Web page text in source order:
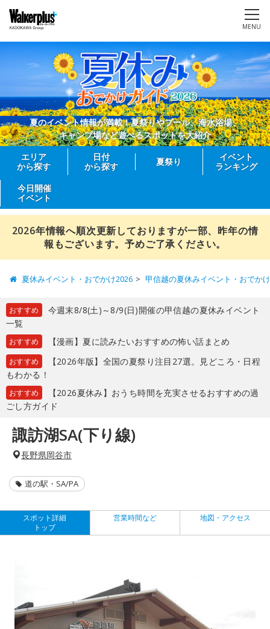
MENU
夏のイベント情報が満載！夏祭りやプール、海水浴場、
キャンプ場など遊べるスポットを大紹介
エリア
から探す
日付
から探す
夏祭り
イベント
ランキング
今日開催
イベント
2026年情報へ順次更新しておりますが一部、昨年の情
報もございます。予めご了承ください。
夏休みイベント・おでかけ2026 甲信越の夏休みイベント・おでか
おすすめ
今週末8/8(土)～8/9(日)開催の甲信越の夏休みイベント
一覧
おすすめ 【漫画】夏に読みたいおすすめの怖い話まとめ
おすすめ
【2026年版】全国の夏祭り注目27選。見どころ・日程
もわかる！
おすすめ
【2026夏休み】おうち時間を充実させるおすすめの過
ごし方ガイド
諏訪湖SA(下り線)
長野県岡谷市
道の駅・SA/PA
スポット詳細
トップ
営業時間など 地図・アクセス